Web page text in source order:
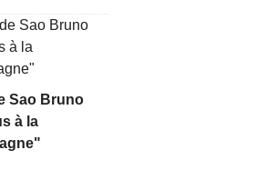
Sao Bruno
à la